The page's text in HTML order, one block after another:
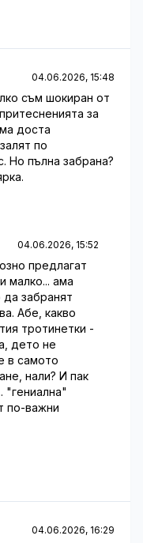
04.06.2026, 15:48
съм шокиран от
за
доста
по
Но пълна забрана?
04.06.2026, 15:52
предлагат
малко... ама
да забранят
Абе, какво
тротинетки -
дето не
в самото
нали? И пак
"гениална"
по-важни
04.06.2026, 16:29